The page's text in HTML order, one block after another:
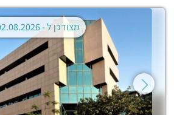
מצודכן ל -02.08.2026